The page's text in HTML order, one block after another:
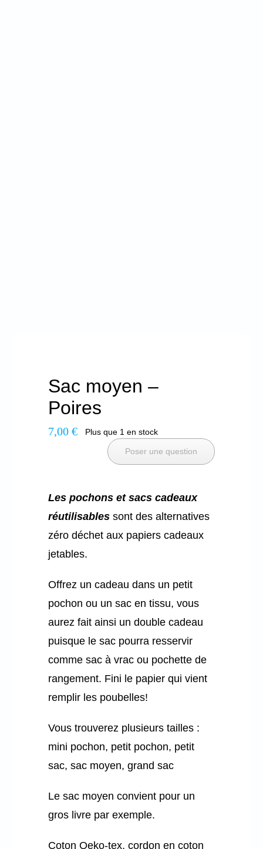
Sac moyen –
Poires
7,00€ Plus que 1 en stock
Poser une question
Les pochons et sacs cadeaux
réutilisables sont des alternatives
zéro déchet aux papiers cadeaux
jetables.
Offrez un cadeau dans un petit
pochon ou un sac en tissu, vous
aurez fait ainsi un double cadeau
puisque le sac pourra resservir
comme sac à vrac ou pochette de
rangement. Fini le papier qui vient
remplir les poubelles!
Vous trouverez plusieurs tailles :
mini pochon, petit pochon, petit
sac, sac moyen, grand sac
Le sac moyen convient pour un
gros livre par exemple.
Coton Oeko-tex, cordon en coton